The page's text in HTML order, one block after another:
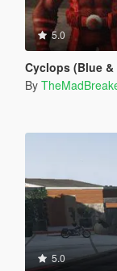
5.0
Cyclops (Blue
By
5.0